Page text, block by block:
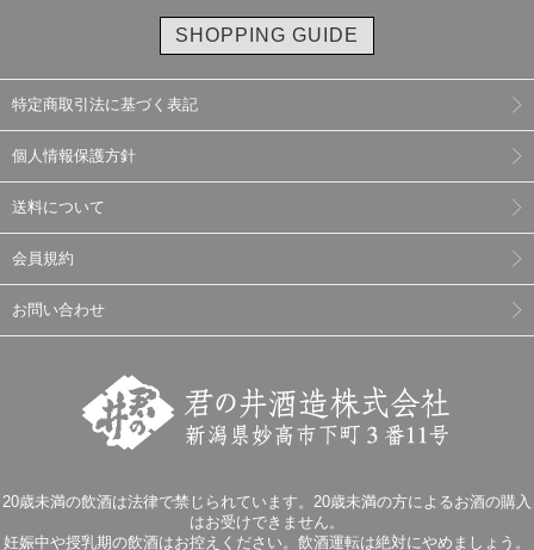
SHOPPING GUIDE
特定商取引法に基づく表記
個人情報保護方針
送料について
会員規約
お問い合わせ
20歳未満の飲酒は法律で禁じられています。20歳未満の方によるお酒の購入
はお受けできません。
妊娠中や授乳期の飲酒はお控えください。飲酒運転は絶対にやめましょう。